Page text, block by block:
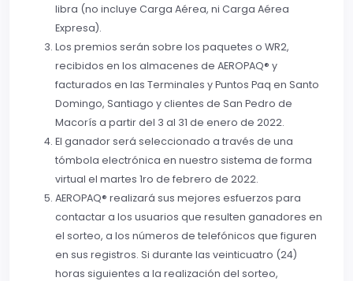
libra (no incluye Carga Aérea, ni Carga Aérea
Expresa).
Los premios serán sobre los paquetes o WR2,
recibidos en los almacenes de AEROPAQ® y
facturados en las Terminales y Puntos Paq en Santo
Domingo, Santiago y clientes de San Pedro de
Macorís a partir del 3 al 31 de enero de 2022.
El ganador será seleccionado a través de una
tómbola electrónica en nuestro sistema de forma
virtual el martes 1ro de febrero de 2022.
AEROPAQ® realizará sus mejores esfuerzos para
contactar a los usuarios que resulten ganadores en
el sorteo, a los números de telefónicos que figuren
en sus registros. Si durante las veinticuatro (24)
horas siguientes a la realización del sorteo,